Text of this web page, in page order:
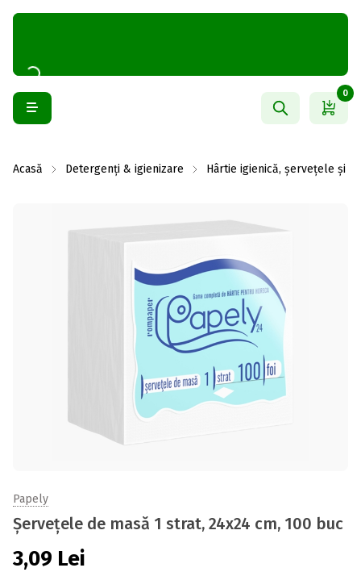
0
Acasă Detergenți & igienizare Hârtie igienică, șervețele și
Papely
Șervețele de masă 1 strat, 24x24 cm, 100 buc
3,09 Lei